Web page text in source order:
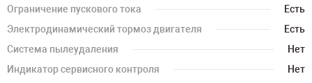
Ограничение пускового тока
Есть
Электродинамический тормоз двигателя
Есть
Система пылеудаления
Нет
Индикатор сервисного контроля
Нет